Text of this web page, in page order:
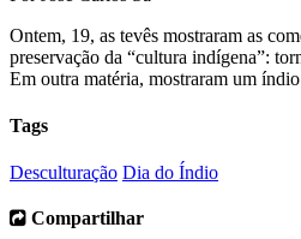
Ontem, 19, as tevês mostraram as
preservação da “cultura indígena”:
Em outra matéria, mostraram um
Tags
Desculturação Dia do Índio
Compartilhar